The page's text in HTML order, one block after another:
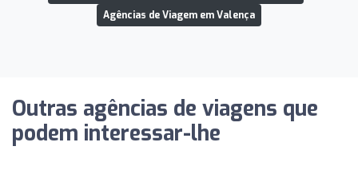
Agências de Viagem em Valença
Outras agências de viagens que
podem interessar-lhe